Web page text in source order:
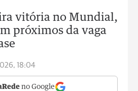
vitória no Mundial,
próximos da vaga
18:04
no Google